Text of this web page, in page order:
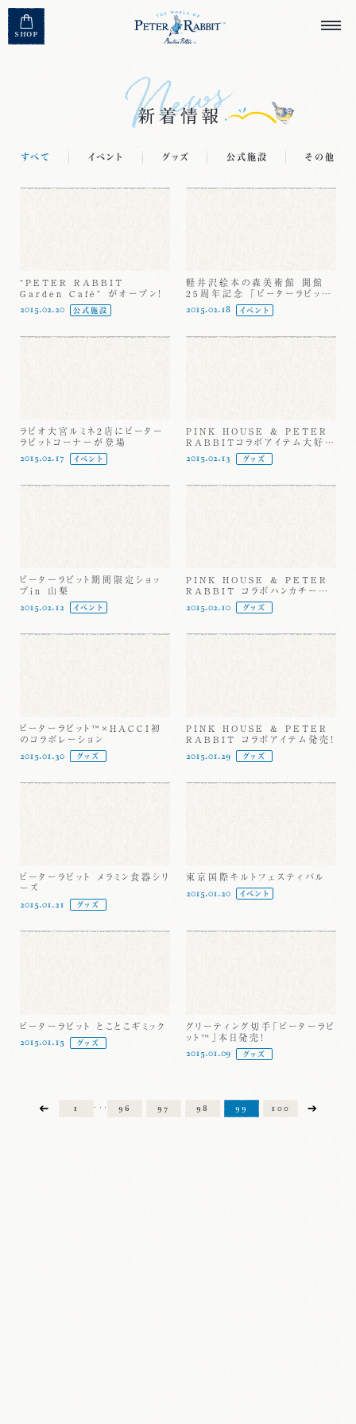
SHOP
MENU CLOSE
すべて イベント グッズ 公式施設 その他
“PETER RABBIT
Garden Café” がオープン！
2015.02.20 公式施設
軽井沢絵本の森美術館 開館
25周年記念 「ピーターラビット
の世界」展
2015.02.18 イベント
ラビオ大宮ルミネ2店にピーター
ラビットコーナーが登場
2015.02.17 イベント
PINK HOUSE & PETER
RABBITコラボアイテム大好評
2015.02.13 グッズ
ピーターラビット期間限定ショッ
プin 山梨
2015.02.12 イベント
PINK HOUSE & PETER
RABBIT コラボハンカチーフ・
ポーチ発売
2015.02.10 グッズ
ピーターラビット™×HACCI初
のコラボレーション
2015.01.30 グッズ
PINK HOUSE & PETER
RABBIT コラボアイテム発売！
2015.01.29 グッズ
ピーターラビット メラミン食器シリ
ーズ
2015.01.21 グッズ
東京国際キルトフェスティバル
2015.01.20 イベント
ピーターラビット とことこギミック
2015.01.15 グッズ
グリーティング切手「ピーターラビ
ット™」本日発売！
2015.01.09 グッズ
1 ・・・ 96 97 98 99 100